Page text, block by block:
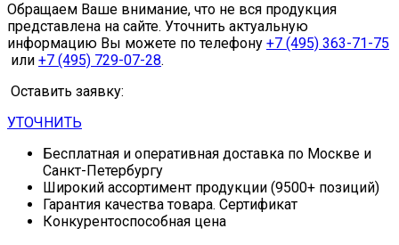
Обращаем Ваше внимание, что не вся продукция
представлена на сайте. Уточнить актуальную
информацию Вы можете по телефону +7 (495) 363-71-75
или +7 (495) 729-07-28.
Оставить заявку:
УТОЧНИТЬ
Бесплатная и оперативная доставка по Москве и
Санкт-Петербургу
Широкий ассортимент продукции (9500+ позиций)
Гарантия качества товара. Сертификат
Конкурентоспособная цена